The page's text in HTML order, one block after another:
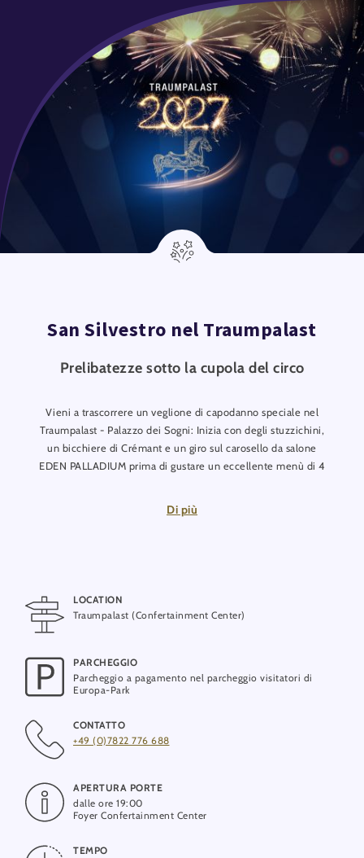
San Silvestro nel Traumpalast
Prelibatezze sotto la cupola del circo
Vieni a trascorrere un veglione di capodanno speciale nel
Traumpalast - Palazzo dei Sogni: Inizia con degli stuzzichini,
un bicchiere di Crémant e un giro sul carosello da salone
EDEN PALLADIUM prima di gustare un eccellente menù di 4
intrattenimento musicale e numeri incredibili. Brinda all’anno
nuovo con lo champagne e continua i festeggiamenti all’after-
Di più
LOCATION
Traumpalast (Confertainment Center)
PARCHEGGIO
Parcheggio a pagamento nel parcheggio visitatori di
Europa-Park
CONTATTO
+49 (0)7822 776 688
APERTURA PORTE
dalle ore 19:00
Foyer Confertainment Center
TEMPO